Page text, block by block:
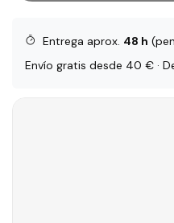
Entrega aprox. 48 h
Envío gratis desde 40 € ·